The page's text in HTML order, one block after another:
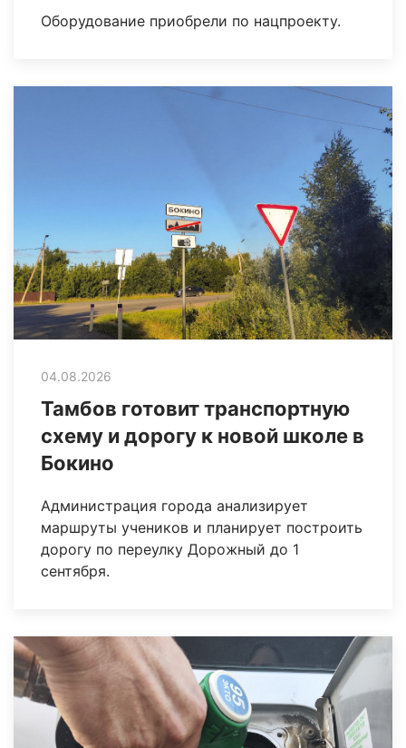
Оборудование приобрели по нацпроекту.
04.08.2026
Тамбов готовит транспортную
схему и дорогу к новой школе в
Бокино
Администрация города анализирует
маршруты учеников и планирует построить
дорогу по переулку Дорожный до 1
сентября.